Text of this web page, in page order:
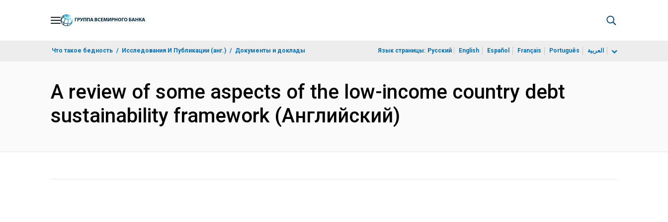
Что такое бедность Исследования И Публикации (анг.) Документы и доклады Язык страницы: Русский English Español Français Português العربية
A review of some aspects of the low-income country debt
sustainability framework (Английский)